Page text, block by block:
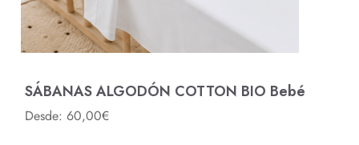
SÁBANAS ALGODÓN COTTON BIO Bebé
Desde: 60,00€